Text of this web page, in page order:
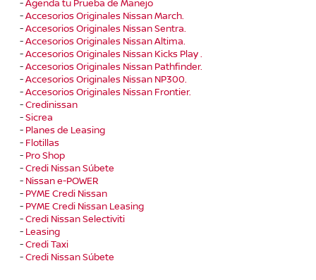
-Agenda tu Prueba de Manejo
-Accesorios Originales Nissan March.
-Accesorios Originales Nissan Sentra.
-Accesorios Originales Nissan Altima.
-Accesorios Originales Nissan Kicks Play .
-Accesorios Originales Nissan Pathfinder.
-Accesorios Originales Nissan NP300.
-Accesorios Originales Nissan Frontier.
-Credinissan
-Sicrea
- Planes de Leasing
- Flotillas
- Pro Shop
-Credi Nissan Súbete
- Nissan e-POWER
- PYME Credi Nissan
- PYME Credi Nissan Leasing
-Credi Nissan Selectiviti
- Leasing
-Credi Taxi
-Credi Nissan Súbete